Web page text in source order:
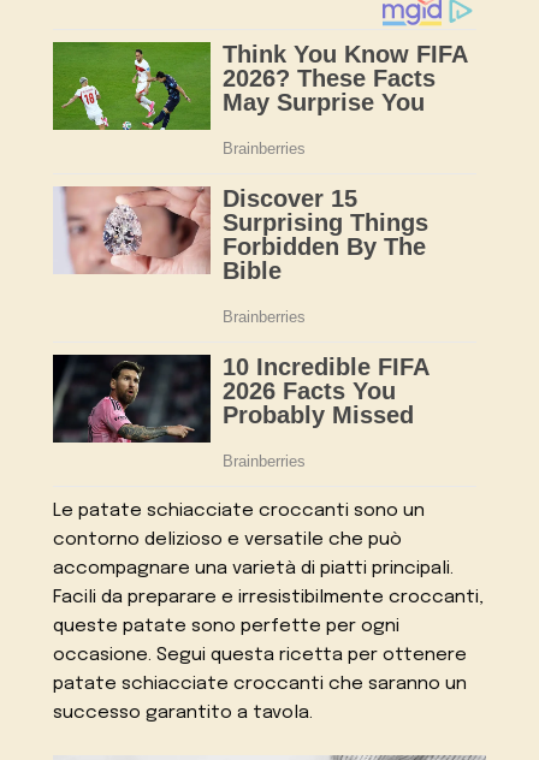
Le patate schiacciate croccanti sono un
contorno delizioso e versatile che può
accompagnare una varietà di piatti principali.
Facili da preparare e irresistibilmente croccanti,
queste patate sono perfette per ogni
occasione. Segui questa ricetta per ottenere
patate schiacciate croccanti che saranno un
successo garantito a tavola.